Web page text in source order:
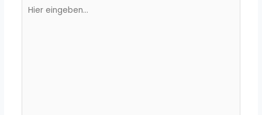
eingeben…